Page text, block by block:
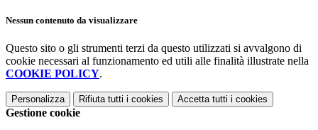
Nessun contenuto da visualizzare
Questo sito o gli strumenti terzi da questo utilizzati si avvalgono di
cookie necessari al funzionamento ed utili alle finalità illustrate nella
COOKIE POLICY.
Personalizza Rifiuta tutti i cookies Accetta tutti i cookies
Gestione cookie